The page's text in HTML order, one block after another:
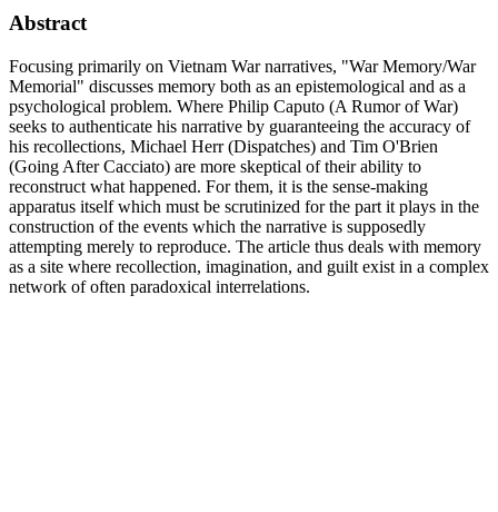
Abstract
Focusing primarily on Vietnam War narratives, "War Memory/War
Memorial" discusses memory both as an epistemological and as a
psychological problem. Where Philip Caputo (A Rumor of War)
seeks to authenticate his narrative by guaranteeing the accuracy of
his recollections, Michael Herr (Dispatches) and Tim O'Brien
(Going After Cacciato) are more skeptical of their ability to
reconstruct what happened. For them, it is the sense-making
apparatus itself which must be scrutinized for the part it plays in the
construction of the events which the narrative is supposedly
attempting merely to reproduce. The article thus deals with memory
as a site where recollection, imagination, and guilt exist in a complex
network of often paradoxical interrelations.